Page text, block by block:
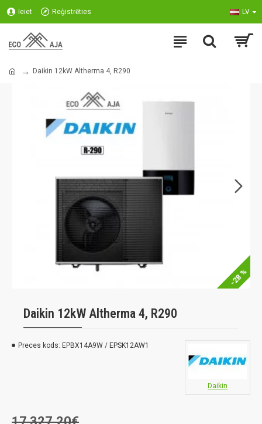
Ieiet Reģistrēties LV
Daikin 12kW Altherma 4, R290
-28 %
Daikin 12kW Altherma 4, R290
Preces kods: EPBX14A9W / EPSK12AW1
Daikin